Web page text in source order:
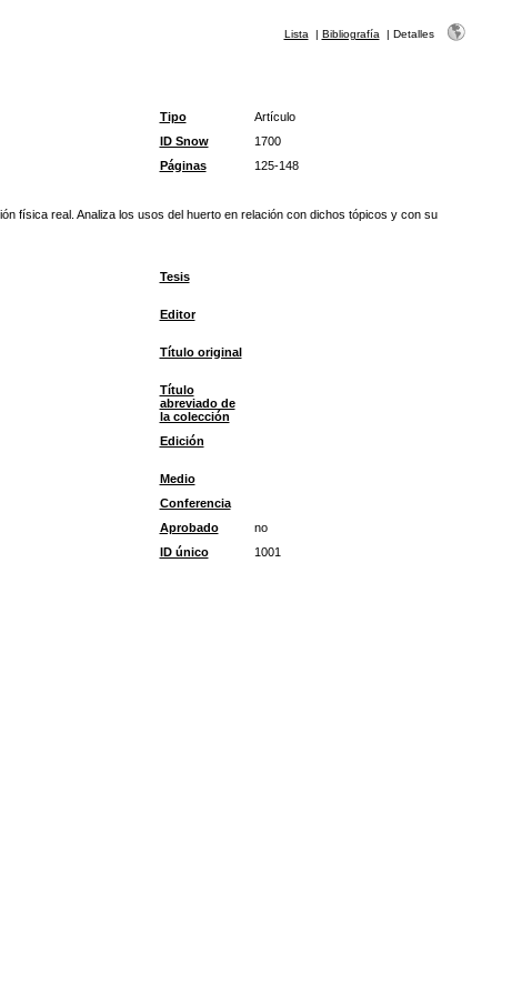
Lista | Bibliografía | Detalles
Tipo
Artículo
ID Snow
1700
Páginas
125-148
física real. Analiza los usos del huerto en relación con dichos tópicos y con su
Tesis
Editor
Título original
Título
abreviado de
la colección
Edición
Medio
Conferencia
Aprobado
no
ID único
1001